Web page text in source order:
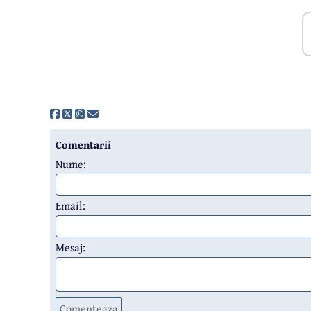
Comentarii
Nume:
Email:
Mesaj: